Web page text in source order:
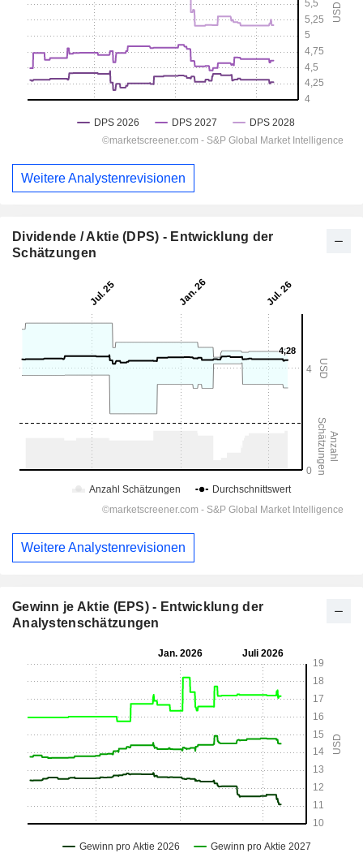
Weitere Analystenrevisionen
Dividende / Aktie (DPS) - Entwicklung der
Schätzungen
Weitere Analystenrevisionen
Gewinn je Aktie (EPS) - Entwicklung der
Analystenschätzungen